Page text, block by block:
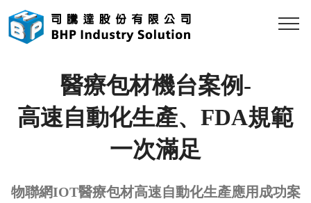
醫療包材機台案例-
高速自動化生產、FDA規範
一次滿足
物聯網IOT醫療包材高速自動化生產應用成功案